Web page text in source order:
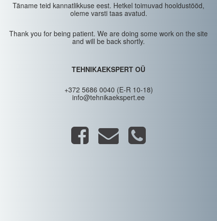
Täname teid kannatlikkuse eest. Hetkel toimuvad hooldustööd,
oleme varsti taas avatud.
Thank you for being patient. We are doing some work on the site
and will be back shortly.
TEHNIKAEKSPERT OÜ
+372 5686 0040 (E-R 10-18)
info@tehnikaekspert.ee